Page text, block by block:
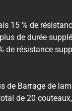
15 % de
plus de durée
de résistance
de Barrage de
de 20